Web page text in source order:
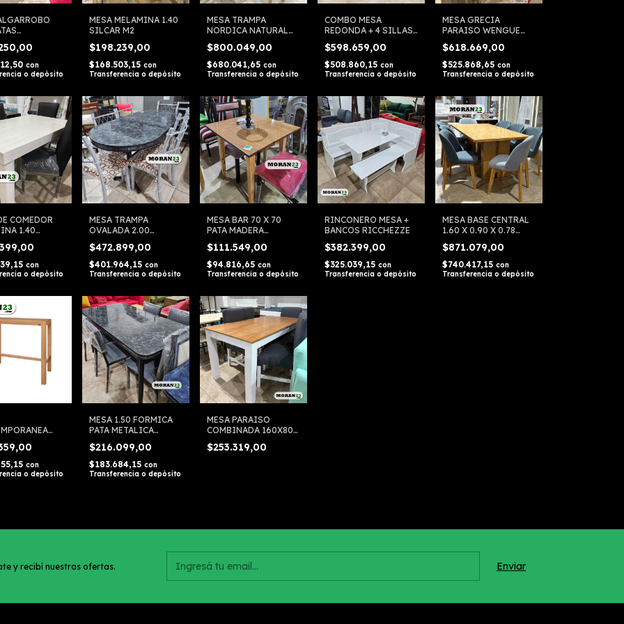
con
o depósito
MESA MELAMINA 1.40
SILCAR M2
$198.239,00
$168.503,15 con
Transferencia o depósito
MESA TRAMPA
NORDICA NATURAL
90X160 A 200
ORIENTAL
$800.049,00
$680.041,65 con
Transferencia o depósito
COMBO MESA
REDONDA + 4 SILLAS
NILO SILCAR
MARRON
$598.659,00
$508.860,15 con
Transferencia o depósito
MESA GRECIA
PARAISO WENGUE
1.60 X 0.90 LUX
AMOBLAMIENTOS
$618.669,00
$525.868,65 con
Transferencia o depósito
COMEDOR
1.40
CORINA
con
o depósito
MESA TRAMPA
OVALADA 2.00
FORMICA PATA
METALICA TODO
MESAS
$472.899,00
$401.964,15 con
Transferencia o depósito
MESA BAR 70 X 70
PATA MADERA
FORMICA TODO
MESAS
$111.549,00
$94.816,65 con
Transferencia o depósito
RINCONERO MESA +
BANCOS RICCHEZZE
$382.399,00
$325.039,15 con
Transferencia o depósito
MESA BASE CENTRAL
1.60 X 0.90 X 0.78
CONTEMPORANEA
ROBLE GENOUD
$871.079,00
$740.417,15 con
Transferencia o depósito
X 1.08
ROBLE
con
o depósito
MESA 1.50 FORMICA
PATA METALICA
NEGRA TODO MESAS
$216.099,00
$183.684,15 con
Transferencia o depósito
MESA PARAISO
COMBINADA 160X80
ROBLE Y BLANCO
$253.319,00
y recibí nuestras ofertas.